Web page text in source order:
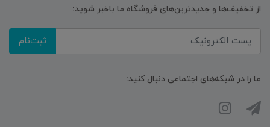
از تخفیف‌ها و جدیدترین‌های فروشگاه ما باخبر شوید:
ثبت‌نام
ما را در شبکه‌های اجتماعی دنبال کنید: